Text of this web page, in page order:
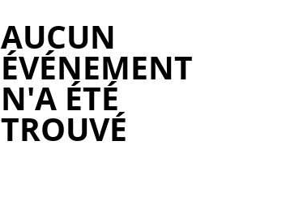
AUCUN
ÉVÉNEMENT
N'A ÉTÉ
TROUVÉ